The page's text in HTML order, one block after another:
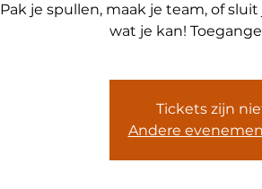
Pak je spullen, maak je team, of
wat je kan!
Tickets zijn
Andere